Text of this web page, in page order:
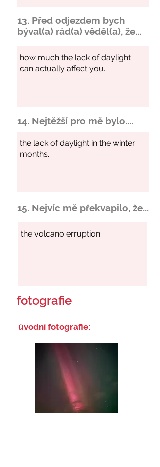
13. Před odjezdem bych
býval(a) rád(a) věděl(a), že...
14. Nejtěžší pro mě bylo....
15. Nejvíc mě překvapilo, že...
fotografie
úvodní fotografie: